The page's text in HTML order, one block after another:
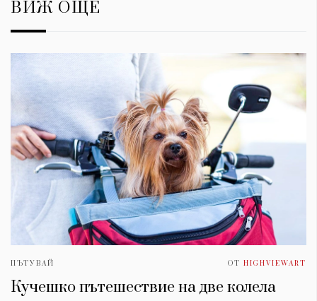
ВИЖ ОЩЕ
ПЪТУВАЙ ОТ HIGHVIEWART
Кучешко пътешествие на две колела